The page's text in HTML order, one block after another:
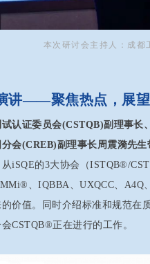
本次研讨会主持人：成
讲——聚焦热点，展
试认证委员会(CSTQB)副理事
会(CREB)副理事长周震漪先
从iSQE的3大协会（ISTQB®/
、IQBBA、UXQCC、A4Q
价值。同时介绍标准和规范在
CSTQB®正在进行的工作。